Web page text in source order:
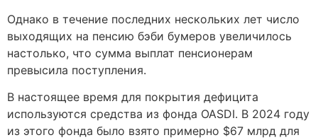
Однако в течение последних нескольких лет число
выходящих на пенсию бэби бумеров увеличилось
настолько, что сумма выплат пенсионерам
превысила поступления.
В настоящее время для покрытия дефицита
используются средства из фонда OASDI. В 2024 году
из этого фонда было взято примерно $67 млрд для